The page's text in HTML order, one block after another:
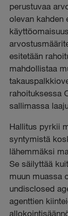
perustuvaa
olevan kahden
esitetään
mahdollistaa
rahoituksessa
sallimassa
Hallitus pyrkii
syntymistä
lähemmäksi
Se säilyttää
muun muassa
undisclosed
agenttien